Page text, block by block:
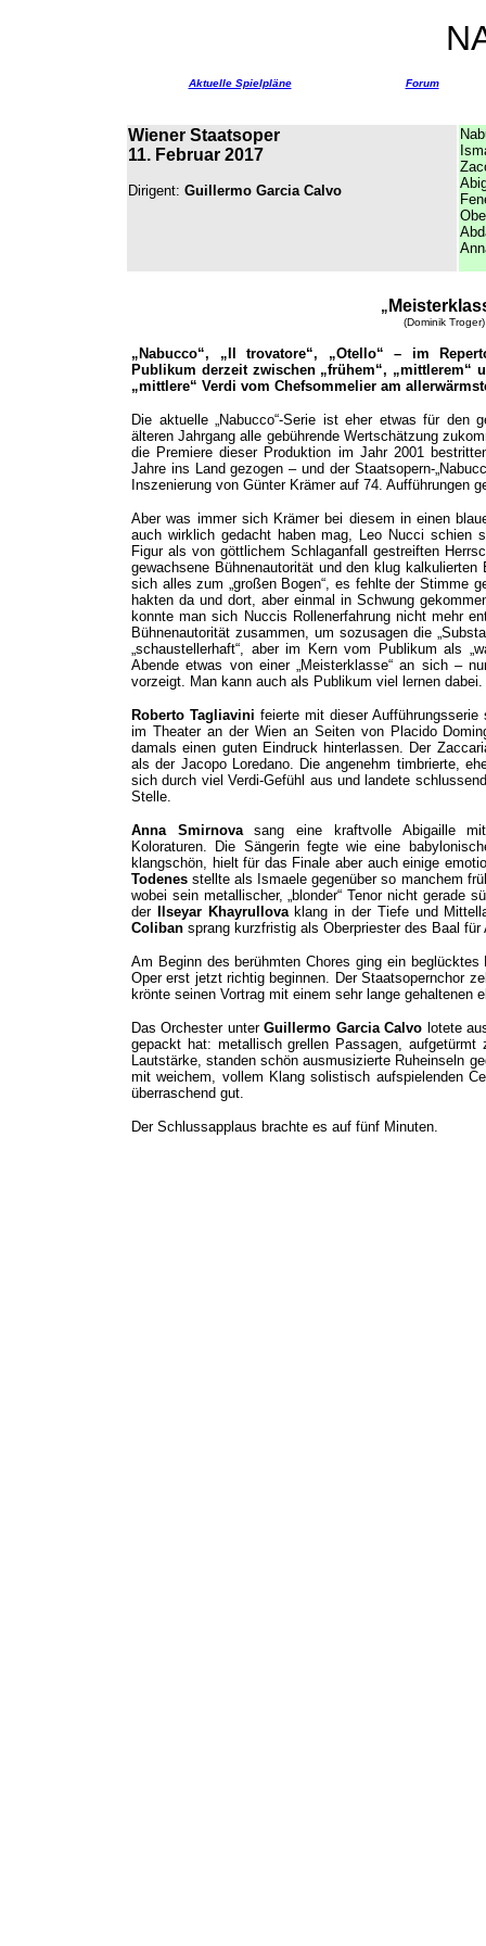
Aktuelle Spielpläne Forum
Wiener Staatsoper
11. Februar 2017
Dirigent: Guillermo Garcia Calvo
„
(Dominik Troger)
„Nabucco“, „Il trovatore“, „Otello“ – im
Publikum derzeit zwischen „frühem“, „mittlerem“
„mittlere“ Verdi vom Chefsommelier am
Die aktuelle „Nabucco“-Serie ist eher etwas für den
älteren Jahrgang alle gebührende Wertschätzung
die Premiere dieser Produktion im Jahr 2001
Jahre ins Land gezogen – und der Staatsopern-
Inszenierung von Günter Krämer auf 74. Aufführungen
Aber was immer sich Krämer bei diesem in einen
auch wirklich gedacht haben mag, Leo Nucci schien
Figur als von göttlichem Schlaganfall gestreiften
gewachsene Bühnenautorität und den klug
sich alles zum „großen Bogen“, es fehlte der Stimme
hakten da und dort, aber einmal in Schwung
konnte man sich Nuccis Rollenerfahrung nicht mehr
Bühnenautorität zusammen, um sozusagen die
„schaustellerhaft“, aber im Kern vom Publikum als
Abende etwas von einer „Meisterklasse“ an sich –
vorzeigt. Man kann auch als Publikum viel lernen dabei.
Roberto Tagliavini feierte mit dieser
im Theater an der Wien an Seiten von Placido
damals einen guten Eindruck hinterlassen. Der
als der Jacopo Loredano. Die angenehm timbrierte,
sich durch viel Verdi-Gefühl aus und landete
Stelle.
Anna Smirnovasang eine kraftvolle Abigaille
Koloraturen. Die Sängerin fegte wie eine
klangschön, hielt für das Finale aber auch einige
Todenes stellte als Ismaele gegenüber so manchem
wobei sein metallischer, „blonder“ Tenor nicht gerade
derIlseyar Khayrullova klang in der Tiefe und
Coliban sprang kurzfristig als Oberpriester des Baal
Am Beginn des berühmten Chores ging ein
Oper erst jetzt richtig beginnen. Der Staatsopernchor
krönte seinen Vortrag mit einem sehr lange gehaltenen
Das Orchester unterGuillermo Garcia Calvo lotete
gepackt hat: metallisch grellen Passagen, aufgetürmt
Lautstärke, standen schön ausmusizierte Ruheinseln
mit weichem, vollem Klang solistisch aufspielenden
überraschend gut.
Der Schlussapplaus brachte es auf fünf Minuten.